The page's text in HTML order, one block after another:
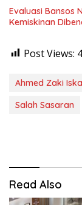
Evaluasi Bansos
Kemiskinan
Post Views:
Ahmed Zaki
Salah Sasaran
Read Also